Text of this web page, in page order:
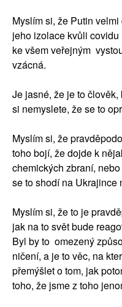
Myslím si, že Putin
jeho izolace kvůli
ke všem veřejným
vzácná.
Je jasné, že je to
si nemyslete, že se to
Myslím si, že
toho bojí, že dojde k
chemických zbraní,
se to shodí na Ukrajince
Myslím si, že to je
jak na to svět bude
Byl by to omezený
ničení, a je to věc, na
přemýšlet o tom, jak
toho, že jsme z toho